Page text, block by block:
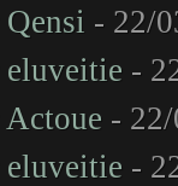
Qensi - 22/
eluveitie -
Actoue -
eluveitie -